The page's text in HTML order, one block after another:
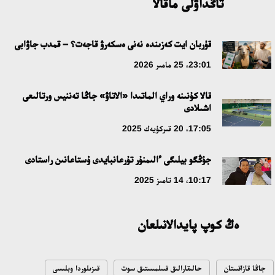
18:59، 20 شىلدە 2026
مە؟
18:16، 20 شىلدە 2026
ۇلتتىق ءارحيۆتىڭ اشىلعانىنا 20 جىل: نەگىزگى جەتىستىكتەرى مەن
دامۋ باعىتى
مەملەكەت باسشىسى كوبەيتۇز كولىنىڭ جاي-كۇيىنە نازار اۋداردى
تاڭداۋلى ماقالا
قۇربان ايت كەزىندە نەنى ەسكەرۋ قاجەت؟ – قمدب جاۋابى
23:01، 25 مامىر 2026
قالا كۇنىنە وراي الماتىدا «الاتاۋ» جاڭا تەننيس ورتالىعى
اشىلادى
17:05، 20 قىركۇيەك 2025
جۇڭگو بيلىگى ءالىمنۇر تۇرعانبايدى ۇستاعانىن راستادى
10:17، 14 تامىز 2025
ەڭ كوپ پايدالانىلعان
جاڭا قازاقستان حالىقارالىق قىىلمىستىق سوت قىزىلوردا وبلىسى